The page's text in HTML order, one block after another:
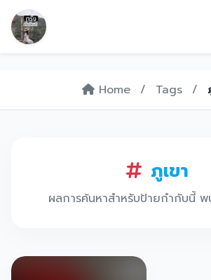
Home / Tags /
ภูเขา
ผลการค้นหาสำหรับป้ายกำกับนี้ พ